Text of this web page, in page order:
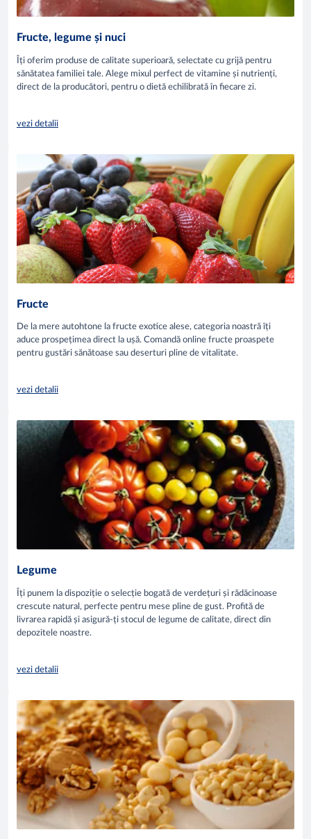
Fructe, legume și nuci
Îți oferim produse de calitate superioară, selectate cu grijă pentru
sănătatea familiei tale. Alege mixul perfect de vitamine și nutrienți,
direct de la producători, pentru o dietă echilibrată în fiecare zi.
vezi detalii
Fructe
De la mere autohtone la fructe exotice alese, categoria noastră îți
aduce prospețimea direct la ușă. Comandă online fructe proaspete
pentru gustări sănătoase sau deserturi pline de vitalitate.
vezi detalii
Legume
Îți punem la dispoziție o selecție bogată de verdețuri și rădăcinoase
crescute natural, perfecte pentru mese pline de gust. Profită de
livrarea rapidă și asigură-ți stocul de legume de calitate, direct din
depozitele noastre.
vezi detalii